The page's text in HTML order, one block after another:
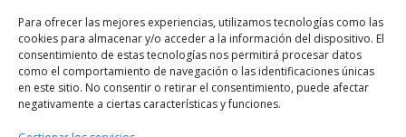
Para ofrecer las mejores experiencias, utilizamos tecnologías como las
cookies para almacenar y/o acceder a la información del dispositivo. El
consentimiento de estas tecnologías nos permitirá procesar datos
como el comportamiento de navegación o las identificaciones únicas
en este sitio. No consentir o retirar el consentimiento, puede afectar
negativamente a ciertas características y funciones.
Textos legales
Política de Privacidad